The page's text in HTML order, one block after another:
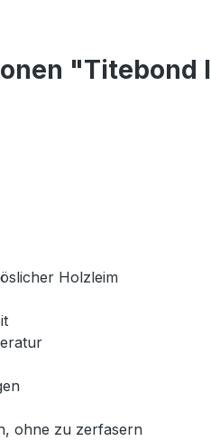
"Titebond
Holzleim
ohne zu zerfasern